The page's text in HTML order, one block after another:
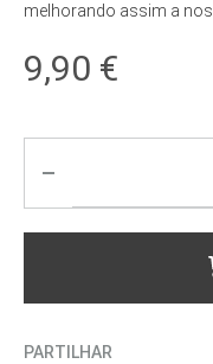
melhorando assim a
9,90 €
PARTILHAR